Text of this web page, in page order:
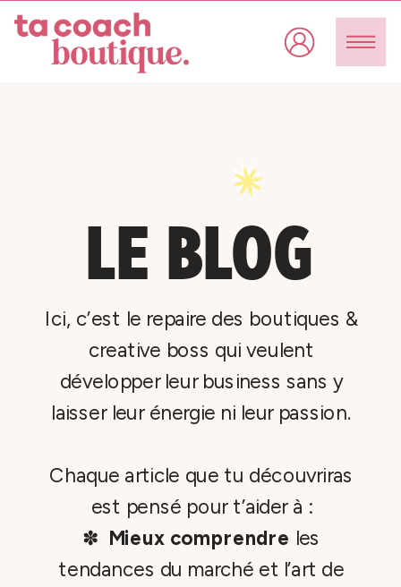
LE BLOG
Ici, c’est le repaire des boutiques &
creative boss qui veulent
développer leur business sans y
laisser leur énergie ni leur passion.
Chaque article que tu découvriras
est pensé pour t’aider à :
✽ Mieux comprendre les
tendances du marché et l’art de